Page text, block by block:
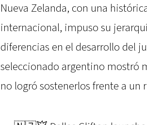
Nueva Zelanda, con una
internacional, impuso su
diferencias en el desarrollo del
seleccionado argentino mostró
no logró sostenerlos frente a un